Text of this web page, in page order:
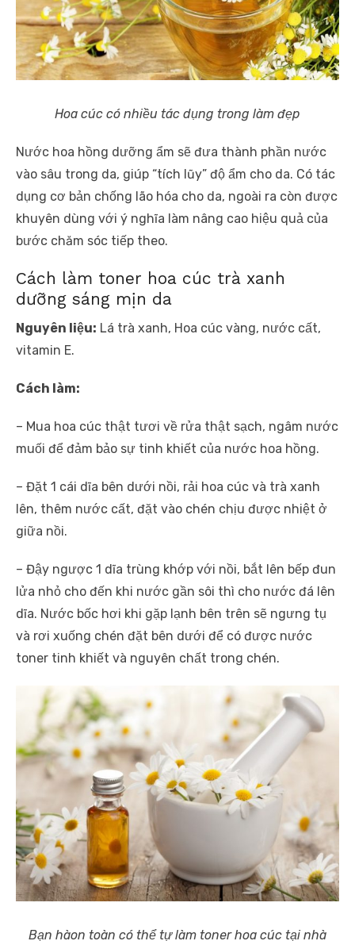
Hoa cúc có nhiều tác dụng trong làm đẹp
Nước hoa hồng dưỡng ẩm sẽ đưa thành phần nước
vào sâu trong da, giúp “tích lũy” độ ẩm cho da. Có tác
dụng cơ bản chống lão hóa cho da, ngoài ra còn được
khuyên dùng với ý nghĩa làm nâng cao hiệu quả của
bước chăm sóc tiếp theo.
Cách làm toner hoa cúc trà xanh
dưỡng sáng mịn da
Nguyên liệu: Lá trà xanh, Hoa cúc vàng, nước cất,
vitamin E.
Cách làm:
– Mua hoa cúc thật tươi về rửa thật sạch, ngâm nước
muối để đảm bảo sự tinh khiết của nước hoa hồng.
– Đặt 1 cái dĩa bên dưới nồi, rải hoa cúc và trà xanh
lên, thêm nước cất, đặt vào chén chịu được nhiệt ở
giữa nồi.
– Đậy ngược 1 dĩa trùng khớp với nồi, bắt lên bếp đun
lửa nhỏ cho đến khi nước gần sôi thì cho nước đá lên
dĩa. Nước bốc hơi khi gặp lạnh bên trên sẽ ngưng tụ
và rơi xuống chén đặt bên dưới để có được nước
toner tinh khiết và nguyên chất trong chén.
Bạn hàon toàn có thể tự làm toner hoa cúc tại nhà